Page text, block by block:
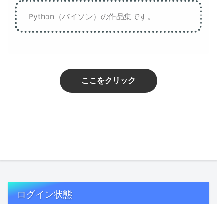
Python（パイソン）の作品集です。
ここをクリック
ログイン状態